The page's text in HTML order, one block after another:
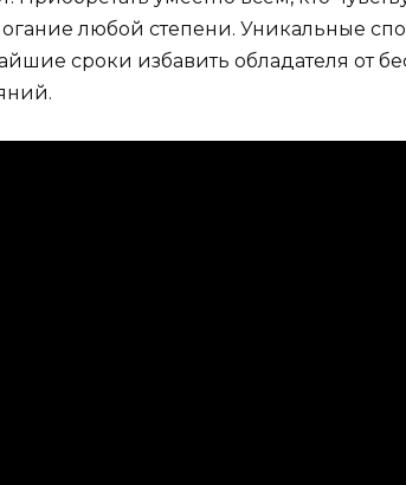
любой степени. Уникальные
сроки избавить обладателя от